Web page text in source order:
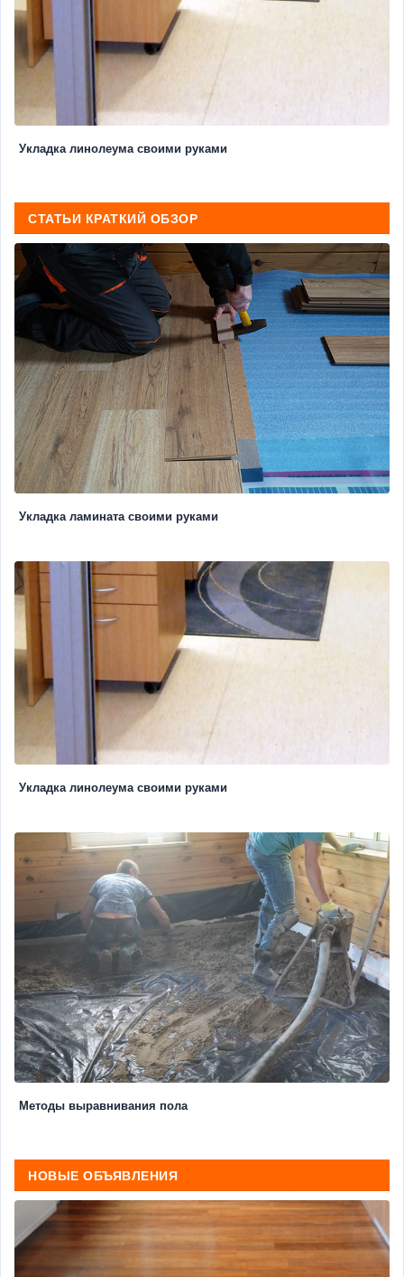
Укладка линолеума своими руками
СТАТЬИ КРАТКИЙ ОБЗОР
Укладка ламината своими руками
Укладка линолеума своими руками
Методы выравнивания пола
НОВЫЕ ОБЪЯВЛЕНИЯ